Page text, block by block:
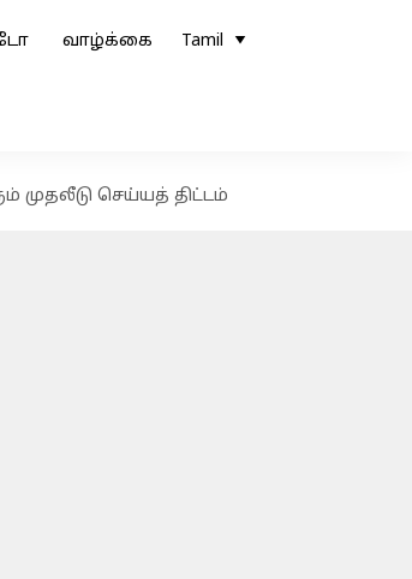
வாழ்க்கை Tamil
முதலீடு செய்யத் திட்டம்